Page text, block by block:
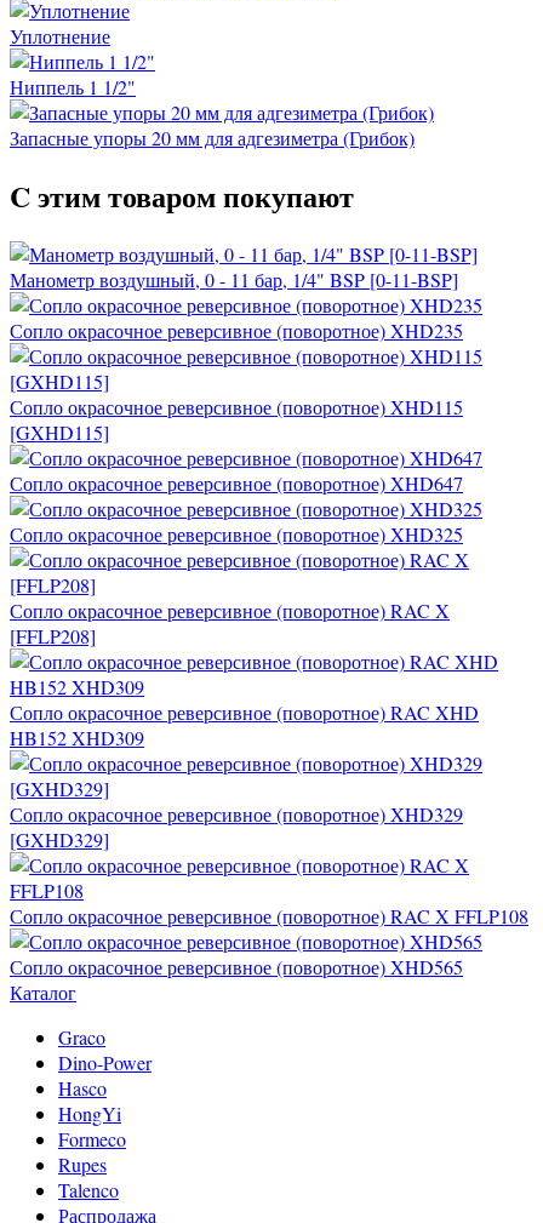
Уплотнение
Ниппель 1 1/2"
Запасные упоры 20 мм для адгезиметра (Грибок)
C этим товаром покупают
Манометр воздушный, 0 - 11 бар, 1/4" BSP [0-11-BSP]
Сопло окрасочное реверсивное (поворотное) XHD235
Сопло окрасочное реверсивное (поворотное) XHD115
[GXHD115]
Сопло окрасочное реверсивное (поворотное) XHD647
Сопло окрасочное реверсивное (поворотное) XHD325
Сопло окрасочное реверсивное (поворотное) RAC X
[FFLP208]
Сопло окрасочное реверсивное (поворотное) RAC XHD
HB152 XHD309
Сопло окрасочное реверсивное (поворотное) XHD329
[GXHD329]
Сопло окрасочное реверсивное (поворотное) RAC X FFLP108
Сопло окрасочное реверсивное (поворотное) XHD565
Каталог
Graco
Dino-Power
Hasco
HongYi
Formeco
Rupes
Talenco
Распродажа